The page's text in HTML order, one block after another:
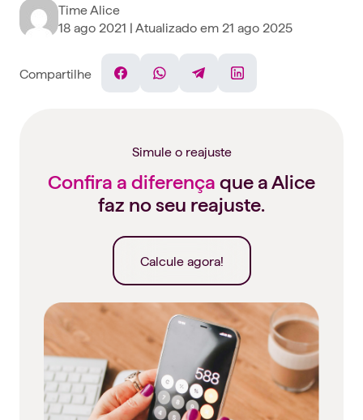
Time Alice
18 ago 2021 | Atualizado em 21 ago 2025
Compartilhe
FacebookWhatsAppTelegramLinkedin
Simule o reajuste
Confira a diferença que a Alice
faz no seu reajuste.
Calcule agora!